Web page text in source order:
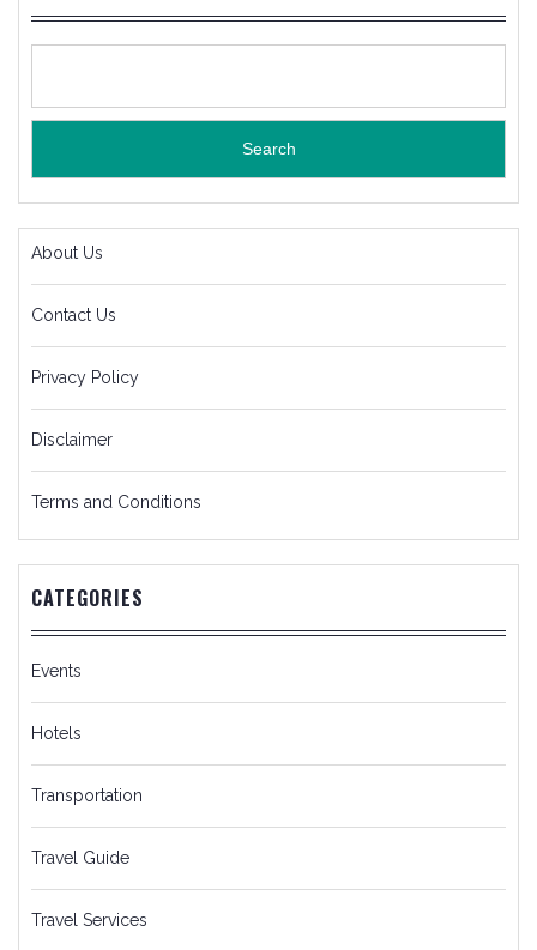
Search
About Us
Contact Us
Privacy Policy
Disclaimer
Terms and Conditions
CATEGORIES
Events
Hotels
Transportation
Travel Guide
Travel Services